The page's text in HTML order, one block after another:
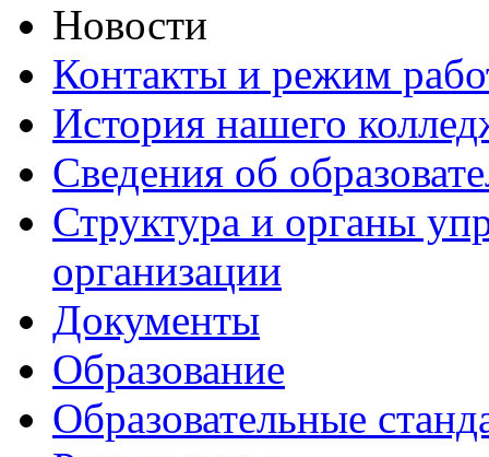
Новости
Контакты и режим
История нашего
Сведения об
Структура и органы
организации
Документы
Образование
Образовательные